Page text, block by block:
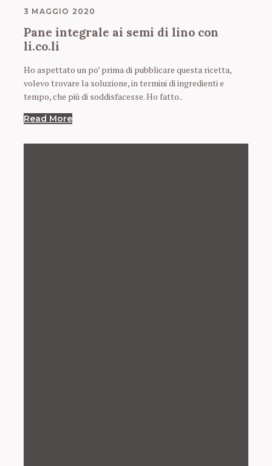
3 MAGGIO 2020
Pane integrale ai semi di lino con
li.co.li
Ho aspettato un po’ prima di pubblicare questa ricetta,
volevo trovare la soluzione, in termini di ingredienti e
tempo, che più di soddisfacesse. Ho fatto..
Read More